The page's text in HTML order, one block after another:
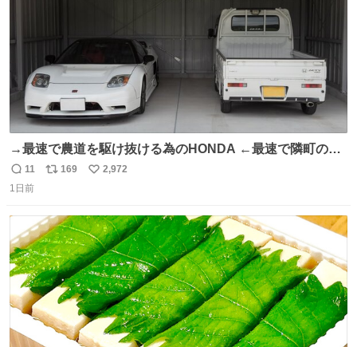
→最速で農道を駆け抜ける為のHONDA ←最速で隣町の集
会所に行く為のHONDA
返
信
11
リ
ト
数
169
い
数
2,972
1日前